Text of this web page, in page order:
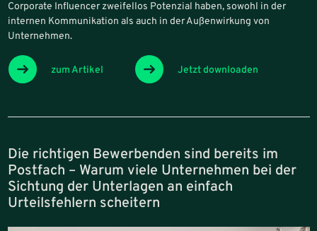
Corporate Influencer zweifellos Potenzial haben, sowohl in der
internen Kommunikation als auch in der Außenwirkung von
Unternehmen.
zum Artikel Jetzt downloaden
Die richtigen Bewerbenden sind bereits im
Postfach – Warum viele Unternehmen bei der
Sichtung der Unterlagen an einfach
Urteilsfehlern scheitern